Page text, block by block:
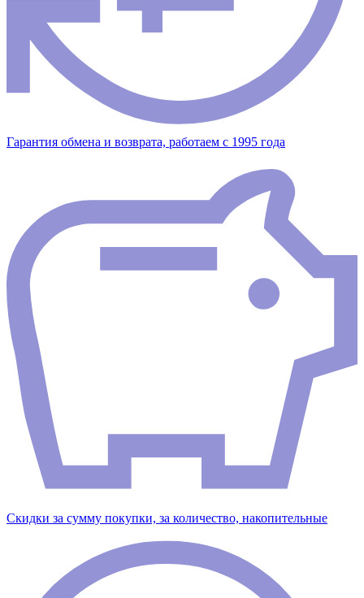
Гарантия обмена и возврата, работаем с 1995 года
Скидки за сумму покупки, за количество, накопительные